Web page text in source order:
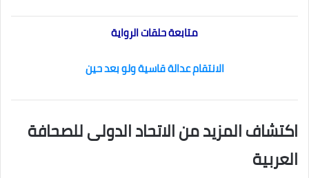
متابعة حلقات الرواية
الانتقام عدالة قاسية ولو بعد حين
اكتشاف المزيد من الاتحاد الدولى للصحافة
العربية